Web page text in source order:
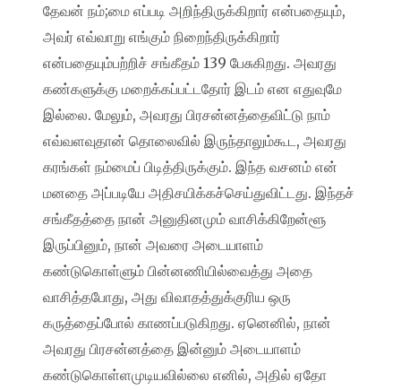
தேவன் நம்;மை எப்படி அறிந்திருக்கிறார் என்பதையும்,
அவர் எவ்வாறு எங்கும் நிறைந்திருக்கிறார்
என்பதையும்பற்றிச் சங்கீதம் 139 பேசுகிறது. அவரது
கண்களுக்கு மறைக்கப்பட்டதோர் இடம் என எதுவுமே
இல்லை. மேலும், அவரது பிரசன்னத்தைவிட்டு நாம்
எவ்வளவுதான் தொலைவில் இருந்தாலும்கூட, அவரது
கரங்கள் நம்மைப் பிடித்திருக்கும். இந்த வசனம் என்
மனதை அப்படியே அதிசயிக்கச்செய்துவிட்டது. இந்தச்
சங்கீதத்தை நான் அனுதினமும் வாசிக்கிறேன்ளூ
இருப்பினும், நான் அவரை அடையாளம்
கண்டுகொள்ளும் பின்னணியில்வைத்து அதை
வாசித்தபோது, அது விவாதத்துக்குரிய ஒரு
கருத்தைப்போல் காணப்படுகிறது. ஏனெனில், நான்
அவரது பிரசன்னத்தை இன்னும் அடையாளம்
கண்டுகொள்ளமுடியவில்லை எனில், அதில் ஏதோ